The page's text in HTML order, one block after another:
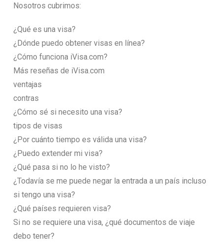
Nosotros cubrimos:
¿Qué es una visa?
¿Dónde puedo obtener visas en línea?
¿Cómo funciona iVisa.com?
Más reseñas de iVisa.com
ventajas
contras
¿Cómo sé si necesito una visa?
tipos de visas
¿Por cuánto tiempo es válida una visa?
¿Puedo extender mi visa?
¿Qué pasa si no lo he visto?
¿Todavía se me puede negar la entrada a un país incluso
si tengo una visa?
¿Qué países requieren visa?
Si no se requiere una visa, ¿qué documentos de viaje
debo tener?